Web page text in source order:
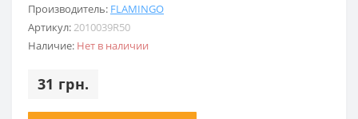
Производитель: FLAMINGO
Артикул: 2010039R50
Наличие: Нет в наличии
31 грн.